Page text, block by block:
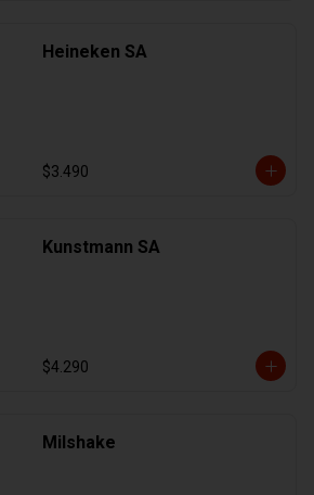
Heineken SA
$3.490
Kunstmann SA
$4.290
Milshake